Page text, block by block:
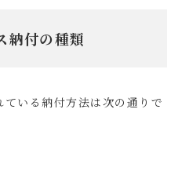
納付の種類
いる納付方法は次の通りで